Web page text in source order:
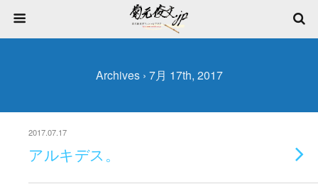
Archives › 7月 17th, 2017
2017.07.17
アルキデス。